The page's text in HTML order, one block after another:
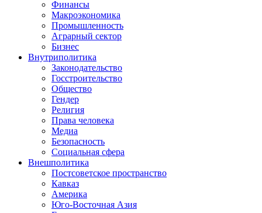
Финансы
Макроэкономика
Промышленность
Аграрный сектор
Бизнес
Внутриполитика
Законодательство
Госстроительство
Общество
Гендер
Религия
Права человека
Медиа
Безопасность
Социальная сфера
Внешполитика
Постсоветское пространство
Кавказ
Америка
Юго-Восточная Азия